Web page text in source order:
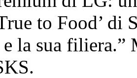
to Food’ di
la sua filiera.”